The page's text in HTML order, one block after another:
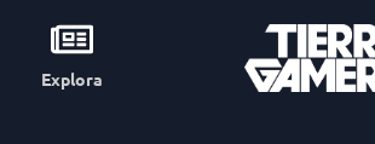
Explora